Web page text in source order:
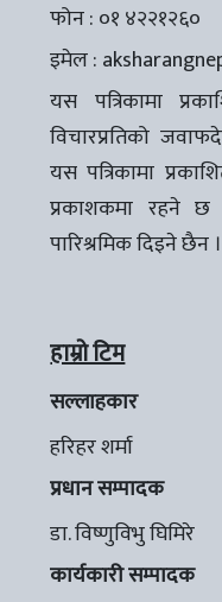
फोन : ०१ ४२२१२६०
इमेल :
यस पत्रिकामा
विचारप्रतिको
यस पत्रिकामा
प्रकाशकमा रहने छ
पारिश्रमिक दिइने छैन ।
हाम्रो टिम
सल्लाहकार
हरिहर शर्मा
प्रधान सम्पादक
डा. विष्णुविभु घिमिरे
कार्यकारी सम्पादक